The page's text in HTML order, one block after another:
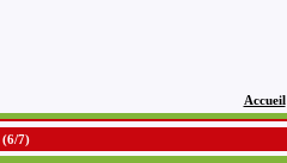
Accueil
(6/7)